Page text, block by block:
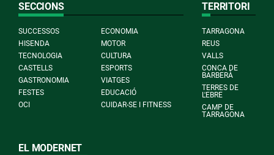
SECCIONS
SUCCESSOS
ECONOMIA
HISENDA
MOTOR
TECNOLOGIA
CULTURA
CASTELLS
ESPORTS
GASTRONOMIA
VIATGES
FESTES
EDUCACIÓ
OCI
CUIDAR-SE I FITNESS
TERRITORI
TARRAGONA
REUS
VALLS
CONCA DE
BARBERÀ
TERRES DE
L'EBRE
CAMP DE
TARRAGONA
EL MODERNET